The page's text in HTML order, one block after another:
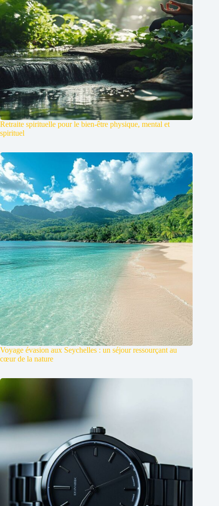
Retraite spirituelle pour le bien-être physique, mental et
spirituel
Voyage évasion aux Seychelles : un séjour ressourçant au
cœur de la nature